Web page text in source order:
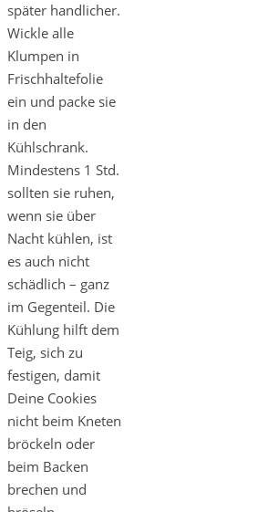
später handlicher.
Wickle alle
Klumpen in
Frischhaltefolie
ein und packe sie
in den
Kühlschrank.
Mindestens 1 Std.
sollten sie ruhen,
wenn sie über
Nacht kühlen, ist
es auch nicht
schädlich – ganz
im Gegenteil. Die
Kühlung hilft dem
Teig, sich zu
festigen, damit
Deine Cookies
nicht beim Kneten
bröckeln oder
beim Backen
brechen und